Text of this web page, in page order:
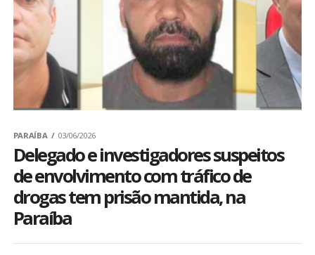
PARAÍBA 03/06/2026
Delegado e investigadores suspeitos
de envolvimento com tráfico de
drogas tem prisão mantida, na
Paraíba